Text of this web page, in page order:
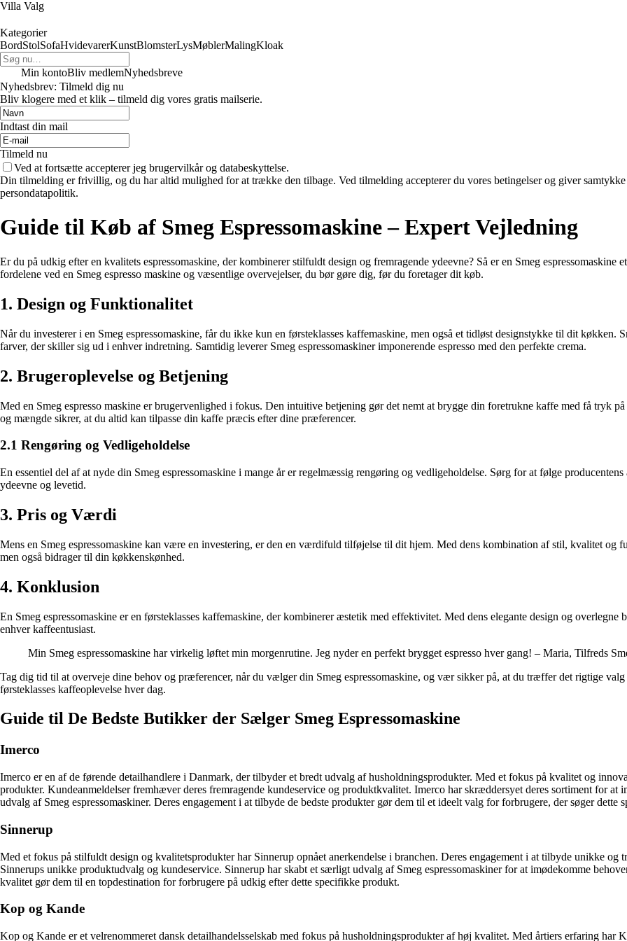
Villa Valg
Kategorier
BordStolSofaHvidevarerKunstBlomsterLysMøblerMalingKloak
Min kontoBliv medlemNyhedsbreve
Nyhedsbrev: Tilmeld dig nu
Bliv klogere med et klik – tilmeld dig vores gratis mailserie.
Indtast din mail
Tilmeld nu
Ved at fortsætte accepterer jeg brugervilkår og databeskyttelse.
Din tilmelding er frivillig, og du har altid mulighed for at trække den tilbage. Ved tilmelding accepterer du vores betingelser og giver
persondatapolitik.
Guide til Køb af Smeg Espressomaskine – Expert Vejledning
Er du på udkig efter en kvalitets espressomaskine, der kombinerer stilfuldt design og fremragende ydeevne? Så er en Smeg
fordelene ved en Smeg espresso maskine og væsentlige overvejelser, du bør gøre dig, før du foretager dit køb.
1. Design og Funktionalitet
Når du investerer i en Smeg espressomaskine, får du ikke kun en førsteklasses kaffemaskine, men også et tidløst designstykke til dit køkken.
farver, der skiller sig ud i enhver indretning. Samtidig leverer Smeg espressomaskiner imponerende espresso med den perfekte crema.
2. Brugeroplevelse og Betjening
Med en Smeg espresso maskine er brugervenlighed i fokus. Den intuitive betjening gør det nemt at brygge din foretrukne kaffe med få tryk
og mængde sikrer, at du altid kan tilpasse din kaffe præcis efter dine præferencer.
2.1 Rengøring og Vedligeholdelse
En essentiel del af at nyde din Smeg espressomaskine i mange år er regelmæssig rengøring og vedligeholdelse. Sørg for at følge
ydeevne og levetid.
3. Pris og Værdi
Mens en Smeg espressomaskine kan være en investering, er den en værdifuld tilføjelse til dit hjem. Med dens kombination af stil, kvalitet og
men også bidrager til din køkkenskønhed.
4. Konklusion
En Smeg espressomaskine er en førsteklasses kaffemaskine, der kombinerer æstetik med effektivitet. Med dens elegante design og overlegne
enhver kaffeentusiast.
Min Smeg espressomaskine har virkelig løftet min morgenrutine. Jeg nyder en perfekt brygget espresso hver gang! – Maria, Tilfreds
Tag dig tid til at overveje dine behov og præferencer, når du vælger din Smeg espressomaskine, og vær sikker på, at du træffer det rigtige
førsteklasses kaffeoplevelse hver dag.
Guide til De Bedste Butikker der Sælger Smeg Espressomaskine
Imerco
Imerco er en af de førende detailhandlere i Danmark, der tilbyder et bredt udvalg af husholdningsprodukter. Med et fokus på kvalitet og
produkter. Kundeanmeldelser fremhæver deres fremragende kundeservice og produktkvalitet. Imerco har skræddersyet deres sortiment for at
udvalg af Smeg espressomaskiner. Deres engagement i at tilbyde de bedste produkter gør dem til et ideelt valg for forbrugere, der søger dette
Sinnerup
Med et fokus på stilfuldt design og kvalitetsprodukter har Sinnerup opnået anerkendelse i branchen. Deres engagement i at tilbyde unikke
Sinnerups unikke produktudvalg og kundeservice. Sinnerup har skabt et særligt udvalg af Smeg espressomaskiner for at imødekomme
kvalitet gør dem til en topdestination for forbrugere på udkig efter dette specifikke produkt.
Kop og Kande
Kop og Kande er et velrenommeret dansk detailhandelsselskab med fokus på husholdningsprodukter af høj kvalitet. Med årtiers erfaring